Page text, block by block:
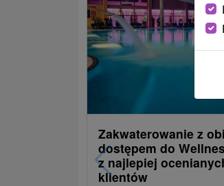
Zakwaterowanie z
dostępem do
z najlepiej
klientów